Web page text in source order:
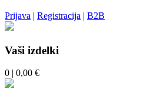
Prijava | Registracija | B2B
Vaši izdelki
0 | 0,00 €